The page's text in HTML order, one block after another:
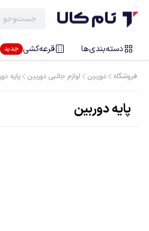
دسته‌بندی‌ها قرعه‌کشی جدید
پایه لوازم جانبی دوربین دوربین فروشگاه
پایه دوربین